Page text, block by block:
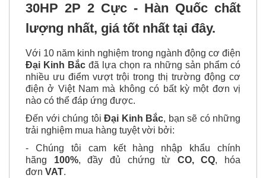
30HP 2P 2 Cực - Hàn Quốc chất
lượng nhất, giá tốt nhất tại đây.
Với 10 năm kinh nghiệm trong ngành động cơ điện
Đại Kinh Bắc đã lựa chọn ra những sản phẩm có
nhiều ưu điểm vượt trội trong thị trường động cơ
điện ở Việt Nam mà không có bất kỳ một đơn vị
nào có thể đáp ứng được.
Đến với chúng tôi Đại Kinh Bắc, bạn sẽ có những
trải nghiệm mua hàng tuyệt vời bởi:
- Chúng tôi cam kết hàng nhập khẩu chính
hãng 100%, đầy đủ chứng từ CO, CQ, hóa
đơn VAT.